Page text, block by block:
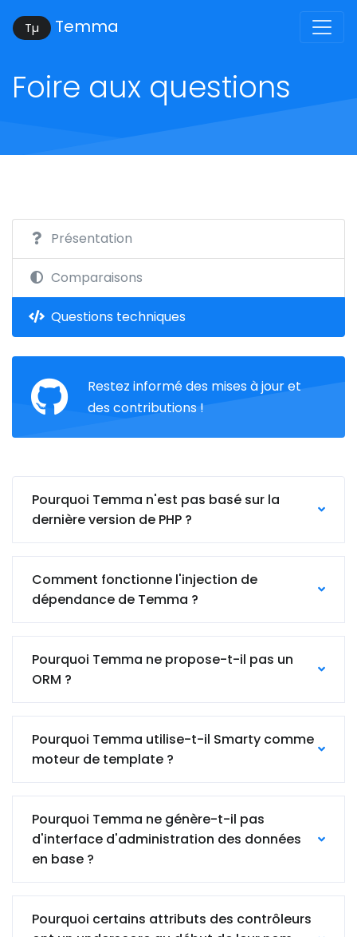
Tµ Temma
Foire aux questions
Présentation
Comparaisons
Questions techniques
Restez informé des mises à jour et
des contributions !
Pourquoi Temma n'est pas basé sur la
dernière version de PHP ?
Comment fonctionne l'injection de
dépendance de Temma ?
Pourquoi Temma ne propose-t-il pas un
ORM ?
Pourquoi Temma utilise-t-il Smarty comme
moteur de template ?
Pourquoi Temma ne génère-t-il pas
d'interface d'administration des données
en base ?
Pourquoi certains attributs des contrôleurs